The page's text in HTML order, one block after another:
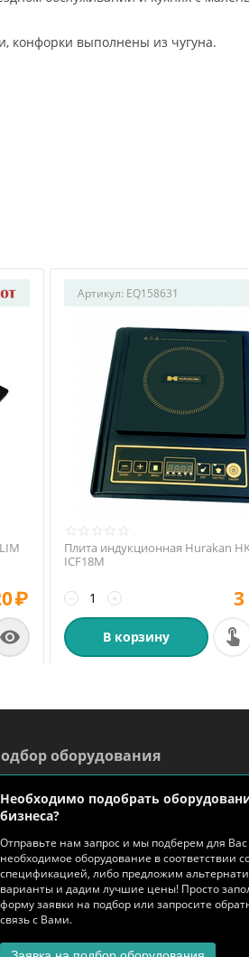
конфорки выполнены из чугуна.
₽

Артикул: EQ158631
Плита индукционная Hurakan
ICF18M
+
− 3
В корзину
оборудования
Необходимо подобрать
бизнеса?
Отправьте нам запрос и мы подберем для Вас
необходимое оборудование в соответствии
спецификацией, либо предложим
варианты и дадим лучшие цены! Просто
форму заявки на подбор или запросите
связь с Вами.